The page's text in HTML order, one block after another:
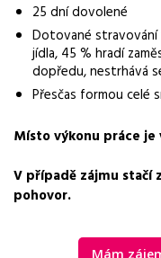
Forma práce
práce na pracovišti
Vzdělání
Základní
Bonus
Dojíždění / svoz
25 dní dovolené
Dotované stravování
jídla, 45 % hradí
dopředu, nestrhává
Přesčas formou celé
Místo výkonu práce je
V případě zájmu stačí
pohovor.
Mám